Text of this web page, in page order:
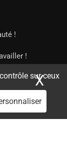
sur ceux
X
!
!